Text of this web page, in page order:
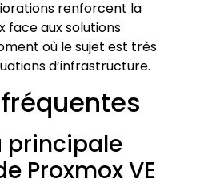
renforcent la
face aux solutions
où le sujet est très
d’infrastructure.
principale
Proxmox VE